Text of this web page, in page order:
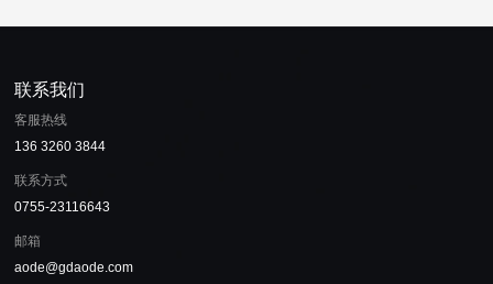
联系我们
客服热线
136 3260 3844
联系方式
0755-23116643
邮箱
aode@gdaode.com